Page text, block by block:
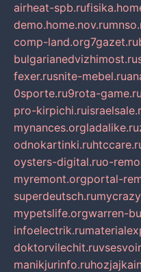
airheat-spb.ru
demo.home.nov.ru
comp-land.org7gazet.ru
bulgarianedvizhimost.ru
fexer.rusnite-mebel.ru
0sporte.ru9rota-game.ru
pro-kirpichi.ru
mynances.orgladalike.ru
odnokartinki.ru
oysters-digital.ruo-
myremont.orgportal-
superdeutsch.ru
mypetslife.orgwarren-
infoelectrik.ru
doktorvilechit.ru
manikjurinfo.ru